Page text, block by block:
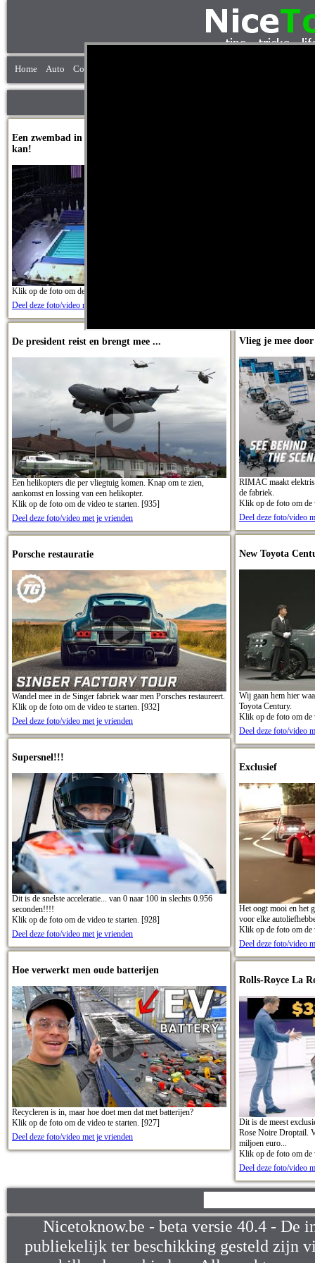
Home Auto Computer
Een zwembad in een voelbalstadion bouwen, het
kan!
Klik op de foto om de video te starten. [938]
Deel deze foto/video met je vrienden
De president reist en brengt mee ...
Een helikopters die per vliegtuig komen. Knap om te zien,
aankomst en lossing van een helikopter.
Klik op de foto om de video te starten. [935]
Deel deze foto/video met je vrienden
Porsche restauratie
Wandel mee in de Singer fabriek waar men Porsches restaureert.
Klik op de foto om de video te starten. [932]
Deel deze foto/video met je vrienden
Supersnel!!!
Dit is de snelste acceleratie... van 0 naar 100 in slechts 0.956
seconden!!!!
Klik op de foto om de video te starten. [928]
Deel deze foto/video met je vrienden
Hoe verwerkt men oude batterijen
Recycleren is in, maar hoe doet men dat met batterijen?
Klik op de foto om de video te starten. [927]
Deel deze foto/video met je vrienden
Vlieg je mee
RIMAC maakt
de fabriek.
Klik op de foto om de
Deel deze foto/video
New Toyota
Wij gaan hem hier
Toyota Century.
Klik op de foto om de
Deel deze foto/video
Exclusief
Het oogt mooi en het
voor elke
Klik op de foto om de
Deel deze foto/video
Rolls-Royce La
Dit is de meest
Rose Noire Droptail.
miljoen euro...
Klik op de foto om de
Deel deze foto/video
Nicetoknow.be - beta versie 40.4 - De
publiekelijk ter beschikking gesteld zijn